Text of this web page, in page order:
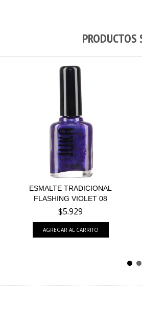
PRODUCTOS
ESMALTE TRADICIONAL
FLASHING VIOLET 08
$5.929